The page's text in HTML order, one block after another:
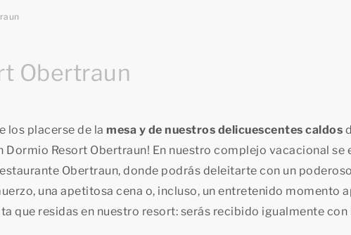
Obertraun
los placerse de la mesa y de nuestros delicuescentes caldos
Dormio Resort Obertraun! En nuestro complejo vacacional se
Obertraun, donde podrás deleitarte con un
una apetitosa cena o, incluso, un entretenido momento
que residas en nuestro resort: serás recibido igualmente con